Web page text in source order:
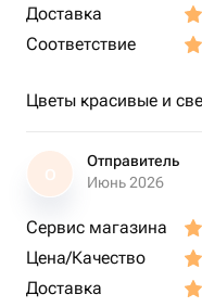
Доставка
Соответствие
Цветы красивые и
О
Отправитель
Июнь 2026
Сервис магазина
Цена/Качество
Доставка